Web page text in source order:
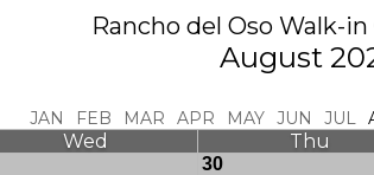
Rancho del Oso Walk-
August
JAN FEB MAR APR MAY JUN JUL
Wed Thu
30